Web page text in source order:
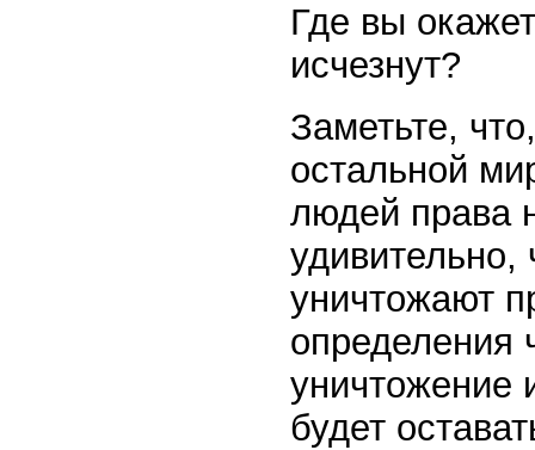
Где вы
исчезнут?
Заметьте,
остальной
людей права
удивительно,
уничтожают
определения
уничтожение
будет